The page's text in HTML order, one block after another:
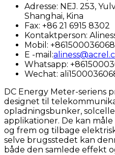
Adresse: NEJ. 253,
Shanghai, Kina
Fax: +86 21 6915 8302
Kontaktperson:
Mobil:
E -mail:
Whatsapp:
Wechat:
DC Energy Meter-seriens
designet til
opladningsbunker,
applikationer. De kan
og frem og tilbage
selve brugsstedet kan
både den samlede effekt